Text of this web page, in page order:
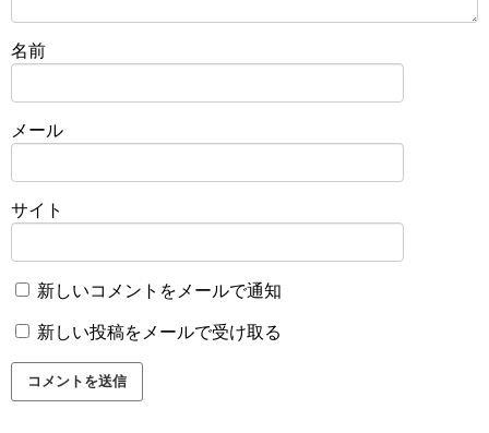
名前
メール
サイト
新しいコメントをメールで通知
新しい投稿をメールで受け取る